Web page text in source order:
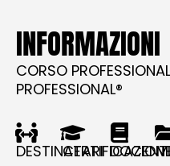
INFORMAZIONI
CORSO
PROFESSIONAL®
DESTINATARI DOCENTI